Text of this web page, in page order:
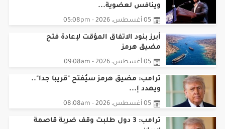
وينافس لعضوية...
05 أغسطس، 2026 - 05:08pm
أبرز بنود الاتفاق المؤقت لإعادة فتح
مضيق هرمز
05 أغسطس، 2026 - 09:08am
ترامب: مضيق هرمز سيُفتح "قريبا جدا"..
ويهدد إ...
05 أغسطس، 2026 - 08:08am
ترامب: 3 دول طلبت وقف ضربة قاصمة